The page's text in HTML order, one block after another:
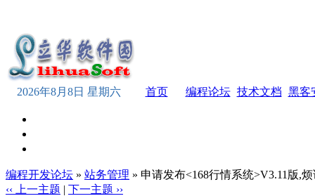
2026年8月8日 星期六 首页 编程论坛 技术文档 黑客
编程开发论坛 » 站务管理 » 申请发布<168行情系统>V3.11版,
‹‹ 上一主题 | 下一主题 ››